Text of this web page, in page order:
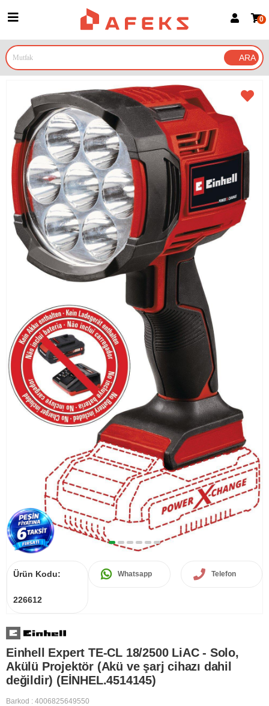
Google İle Bağlan
0
Ürün Kodu:
226612
Whatsapp Telefon
Einhell Expert TE-CL 18/2500 LiAC - Solo,
Akülü Projektör (Akü ve şarj cihazı dahil
değildir) (EİNHEL.4514145)
Barkod : 4006825649550